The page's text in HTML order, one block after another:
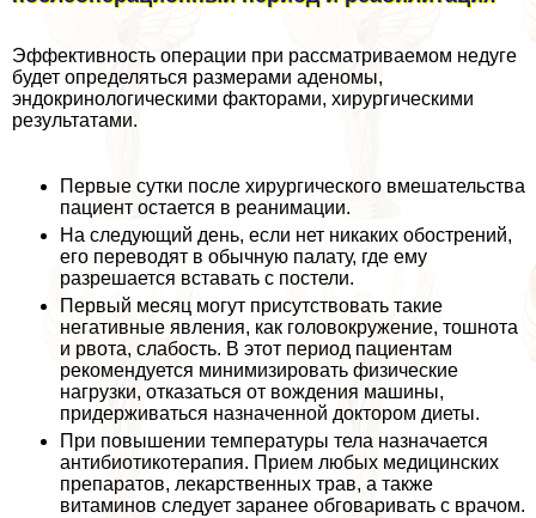
Эффективность операции при рассматриваемом недуге
будет определяться размерами аденомы,
эндокринологическими факторами, хирургическими
результатами.
Первые сутки после хирургического вмешательства
пациент остается в реанимации.
На следующий день, если нет никаких обострений,
его переводят в обычную палату, где ему
разрешается вставать с постели.
Первый месяц могут присутствовать такие
негативные явления, как головокружение, тошнота
и рвота, слабость. В этот период пациентам
рекомендуется минимизировать физические
нагрузки, отказаться от вождения машины,
придерживаться назначенной доктором диеты.
При повышении температуры тела назначается
антибиотикотерапия. Прием любых медицинских
препаратов, лекарственных трав, а также
витаминов следует заранее обговаривать с врачом.